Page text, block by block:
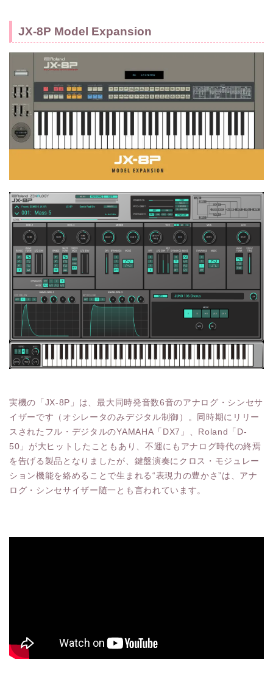
JX-8P Model Expansion
実機の「JX-8P」は、最大同時発音数6音のアナログ・シンセサ
イザーです（オシレータのみデジタル制御）。同時期にリリー
スされたフル・デジタルのYAMAHA「DX7」、Roland「D-
50」が大ヒットしたこともあり、不運にもアナログ時代の終焉
を告げる製品となりましたが、鍵盤演奏にクロス・モジュレー
ション機能を絡めることで生まれる“表現力の豊かさ”は、アナ
ログ・シンセサイザー随一とも言われています。